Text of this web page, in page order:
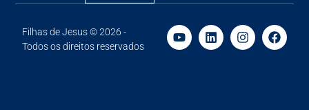
Filhas de Jesus © 2026 -
Todos os direitos reservados